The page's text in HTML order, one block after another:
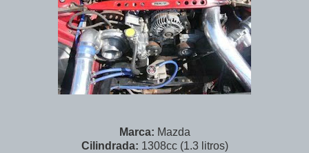
Marca: Mazda
Cilindrada: 1308cc (1.3 litros)